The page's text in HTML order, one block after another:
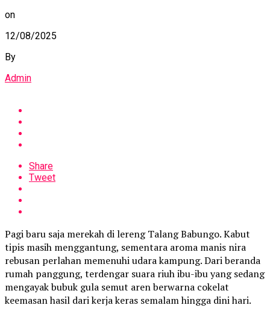
on
12/08/2025
By
Admin
Share
Tweet
Pagi baru saja merekah di lereng Talang Babungo. Kabut
tipis masih menggantung, sementara aroma manis nira
rebusan perlahan memenuhi udara kampung. Dari beranda
rumah panggung, terdengar suara riuh ibu-ibu yang sedang
mengayak bubuk gula semut aren berwarna cokelat
keemasan hasil dari kerja keras semalam hingga dini hari.